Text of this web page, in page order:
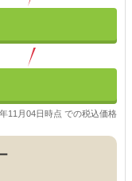
11月04日時点 での税込価格